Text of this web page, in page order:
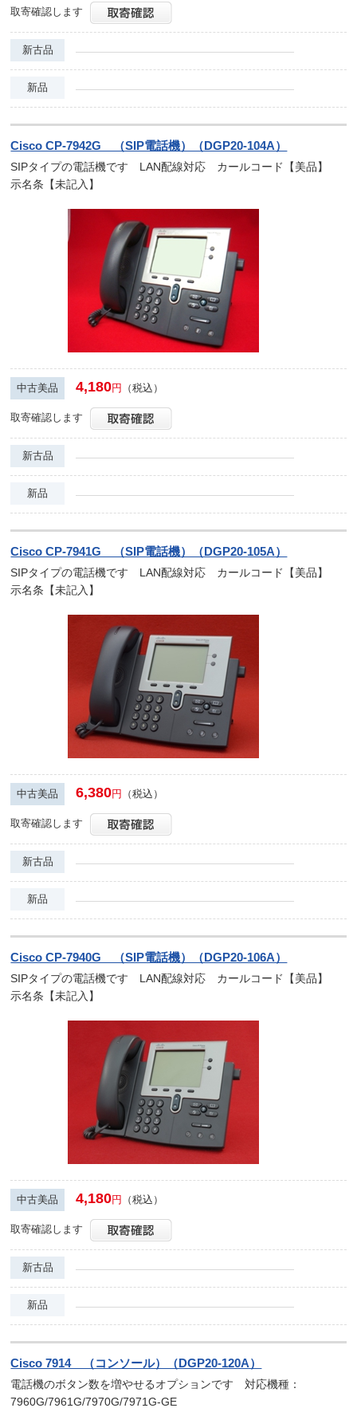
取寄確認します
新古品
新品
Cisco CP-7942G （SIP電話機）（DGP20-104A）
SIPタイプの電話機です LAN配線対応 カールコード【美品】
示名条【未記入】
中古美品 4,180円 （税込）
取寄確認します
新古品
新品
Cisco CP-7941G （SIP電話機）（DGP20-105A）
SIPタイプの電話機です LAN配線対応 カールコード【美品】
示名条【未記入】
中古美品 6,380円 （税込）
取寄確認します
新古品
新品
Cisco CP-7940G （SIP電話機）（DGP20-106A）
SIPタイプの電話機です LAN配線対応 カールコード【美品】
示名条【未記入】
中古美品 4,180円 （税込）
取寄確認します
新古品
新品
Cisco 7914 （コンソール）（DGP20-120A）
電話機のボタン数を増やせるオプションです 対応機種：
7960G/7961G/7970G/7971G-GE